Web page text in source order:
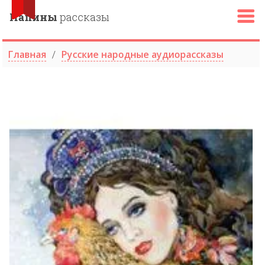
Папины рассказы
Главная Русские народные аудиорассказы